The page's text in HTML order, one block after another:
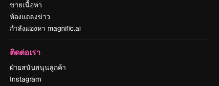
ขายเนื้อหา
ห้องแถลงข่าว
กำลังมองหา magnific.ai
ติดต่อเรา
ฝ่ายสนับสนุนลูกค้า
Instagram